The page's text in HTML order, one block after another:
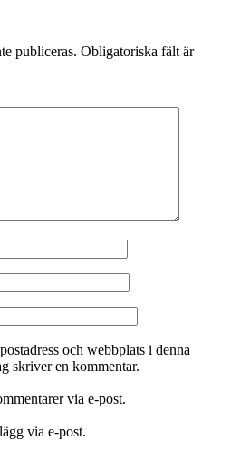
publiceras. Obligatoriska fält är
och webbplats i denna
skriver en kommentar.
via e-post.
via e-post.